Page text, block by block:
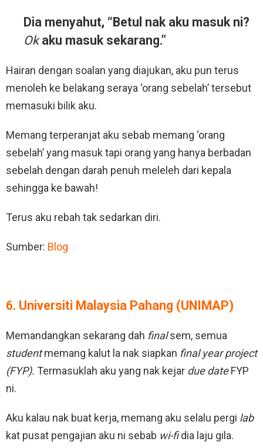
Dia menyahut, “Betul nak aku masuk ni?
Okaku masuk sekarang.”
Hairan dengan soalan yang diajukan, aku pun terus
menoleh ke belakang seraya ‘orang sebelah’ tersebut
memasuki bilik aku.
Memang terperanjat aku sebab memang ‘orang
sebelah’ yang masuk tapi orang yang hanya berbadan
sebelah dengan darah penuh meleleh dari kepala
sehingga ke bawah!
Terus aku rebah tak sedarkan diri.
Sumber: Blog
6. Universiti Malaysia Pahang (UNIMAP)
Memandangkan sekarang dah finalsem, semua
studentmemang kalut la nak siapkan final year project
(FYP). Termasuklah aku yang nak kejar due dateFYP
ni.
Aku kalau nak buat kerja, memang aku selalu pergi lab
kat pusat pengajian aku ni sebab wi-fidia laju gila.